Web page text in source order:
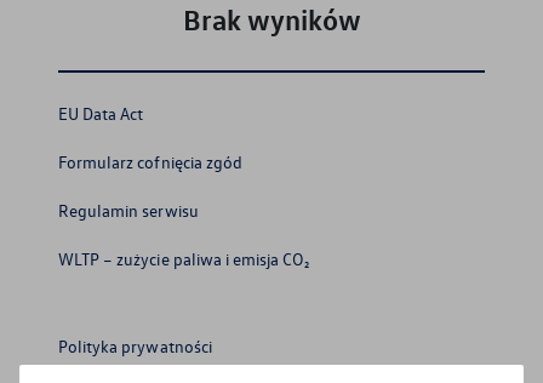
Brak wyników
EU Data Act
Formularz cofnięcia zgód
Regulamin serwisu
WLTP – zużycie paliwa i emisja CO₂
Polityka prywatności